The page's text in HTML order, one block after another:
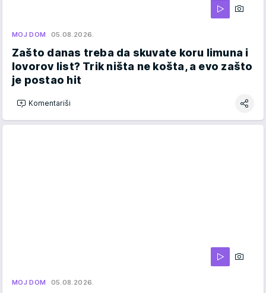
MOJ DOM 05.08.2026.
Zašto danas treba da skuvate koru limuna i
lovorov list? Trik ništa ne košta, a evo zašto
je postao hit
Komentariši
MOJ DOM 05.08.2026.